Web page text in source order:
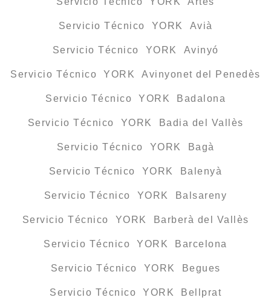
Servicio Técnico YORK Avià
Servicio Técnico YORK Avinyó
Servicio Técnico YORK Avinyonet del Penedès
Servicio Técnico YORK Badalona
Servicio Técnico YORK Badia del Vallès
Servicio Técnico YORK Bagà
Servicio Técnico YORK Balenyà
Servicio Técnico YORK Balsareny
Servicio Técnico YORK Barberà del Vallès
Servicio Técnico YORK Barcelona
Servicio Técnico YORK Begues
Servicio Técnico YORK Bellprat